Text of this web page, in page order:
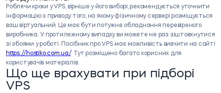
Роблячи кроки у VPS, вірніше у його виборі, рекомендується уточнити
інформацію з приводу того, на якому фізичному сервері розміщується
ваш віртуальний. Це має бути потужне обладнання перевіреного
виробника. У протилежному випадку ви можете не раз зіштовхнутися
зі збоями у роботі. Посібник про VPS має можливість вивчити на сайті
https://hostiko.com.ua/. Тут розміщено багато корисних для
користувачів матеріалів.
Що ще врахувати при підборі
VPS